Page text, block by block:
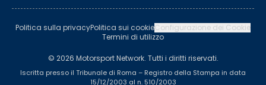
Politica sulla privacyPolitica sui cookieConfigurazione dei Cookie
Termini di utilizzo
© 2026 Motorsport Network. Tutti i diritti riservati.
Iscritta presso il Tribunale di Roma – Registro della Stampa in data
15/12/2003 al n. 510/2003